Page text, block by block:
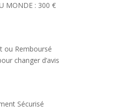
MONDE : 300 €
ou Remboursé
changer d’avis
Sécurisé